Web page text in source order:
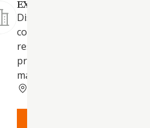
EXCLUSIVAS ECOGARBASA
Distribución de alimentación
colectividades (colegios,
residencias, bares...)
principalmente lácteos,
macarrones fideos,